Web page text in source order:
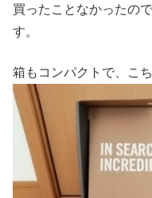
買ったことなかったの
す。
箱もコンパクトで、こ